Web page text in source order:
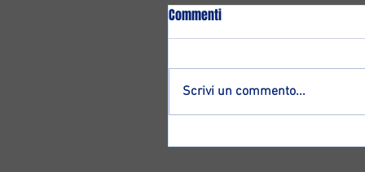
Altro ritorno ad Ozzano: ecco
Commenti
Scrivi un commento...